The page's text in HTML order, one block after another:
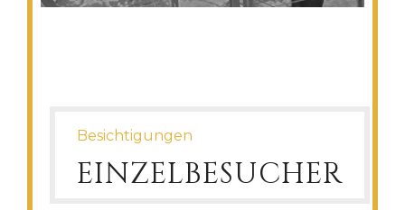
Besichtigungen
EINZELBESUCHER